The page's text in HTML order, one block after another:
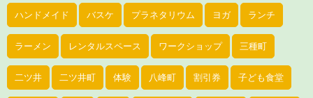
ハンドメイド バスケ プラネタリウム ヨガ ランチ
ラーメン レンタルスペース ワークショップ 三種町
二ツ井 二ツ井町 体験 八峰町 割引券 子ども食堂